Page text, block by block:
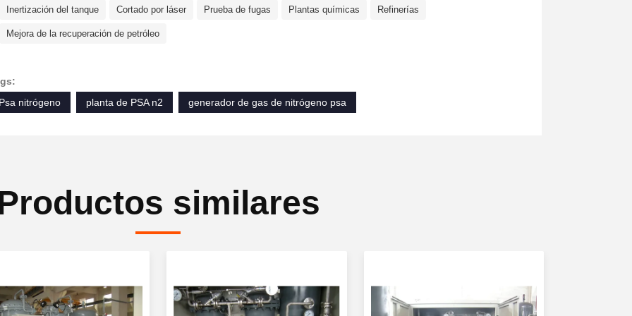
Inertización del tanque Cortado por láser Prueba de fugas Plantas químicas Refinerías
Mejora de la recuperación de petróleo
nitrógeno
planta de PSA n2 generador de gas de nitrógeno psa
similares